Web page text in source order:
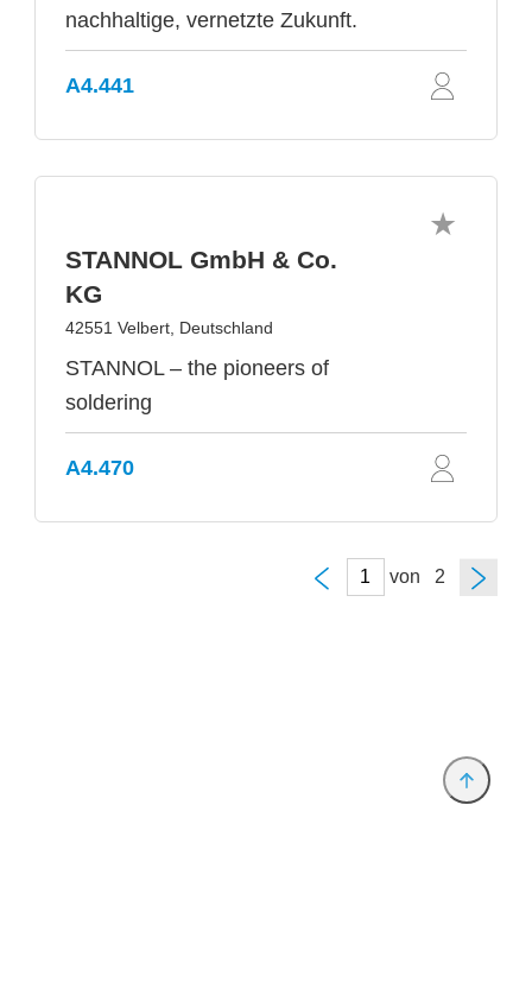
nachhaltige, vernetzte Zukunft.
A4.441
STANNOL GmbH & Co.
KG
42551 Velbert, Deutschland
STANNOL – the pioneers of
soldering
A4.470
von